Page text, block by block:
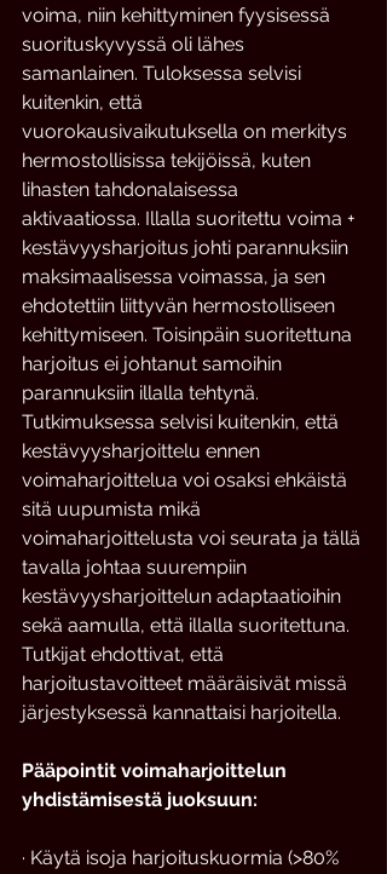
voima, niin kehittyminen fyysisessä
suorituskyvyssä oli lähes
samanlainen. Tuloksessa selvisi
kuitenkin, että
vuorokausivaikutuksella on merkitys
hermostollisissa tekijöissä, kuten
lihasten tahdonalaisessa
aktivaatiossa. Illalla suoritettu voima +
kestävyysharjoitus johti parannuksiin
maksimaalisessa voimassa, ja sen
ehdotettiin liittyvän hermostolliseen
kehittymiseen. Toisinpäin suoritettuna
harjoitus ei johtanut samoihin
parannuksiin illalla tehtynä.
Tutkimuksessa selvisi kuitenkin, että
kestävyysharjoittelu ennen
voimaharjoittelua voi osaksi ehkäistä
sitä uupumista mikä
voimaharjoittelusta voi seurata ja tällä
tavalla johtaa suurempiin
kestävyysharjoittelun adaptaatioihin
sekä aamulla, että illalla suoritettuna.
Tutkijat ehdottivat, että
harjoitustavoitteet määräisivät missä
järjestyksessä kannattaisi harjoitella.
Pääpointit voimaharjoittelun
yhdistämisestä juoksuun:
· Käytä isoja harjoituskuormia (>80%